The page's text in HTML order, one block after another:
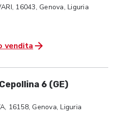
16043, Genova, Liguria
vendita
6 (GE)
16158, Genova, Liguria